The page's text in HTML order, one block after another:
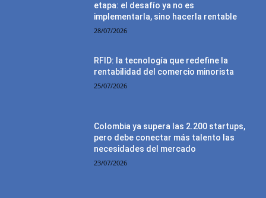
etapa: el desafío ya no es
implementarla, sino hacerla rentable
28/07/2026
RFID: la tecnología que redefine la
rentabilidad del comercio minorista
25/07/2026
Colombia ya supera las 2.200 startups,
pero debe conectar más talento las
necesidades del mercado
23/07/2026